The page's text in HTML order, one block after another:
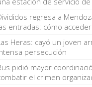
regresa a
entradas: cómo acceder
Heras: cayó un joven
persecución
pidió mayor
el crimen